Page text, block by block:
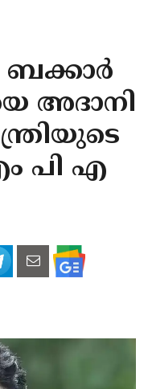
ബക്കാർ
അദാനി
പി എ